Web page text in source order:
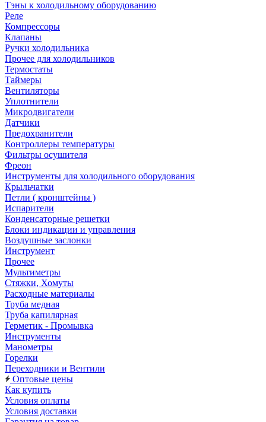
Тэны к холодильному оборудованию
Реле
Компрессоры
Клапаны
Ручки холодильника
Прочее для холодильников
Термостаты
Таймеры
Вентиляторы
Уплотнители
Микродвигатели
Датчики
Предохранители
Контроллеры температуры
Фильтры осушителя
Фреон
Инструменты для холодильного оборудования
Крыльчатки
Петли ( кронштейны )
Испарители
Конденсаторные решетки
Блоки индикации и управления
Воздушные заслонки
Инструмент
Прочее
Мультиметры
Стяжки, Хомуты
Расходные материалы
Труба медная
Труба капилярная
Герметик - Промывка
Инструменты
Манометры
Горелки
Переходники и Вентили
Оптовые цены
Как купить
Условия оплаты
Условия доставки